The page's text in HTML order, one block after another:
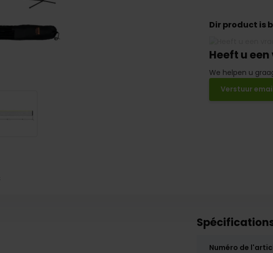
Dir product is
Heeft u
We helpen u
Verstuur
Numéro de